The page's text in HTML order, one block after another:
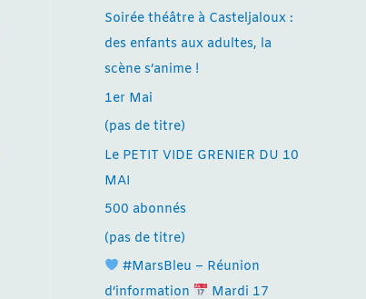
Soirée théâtre à Casteljaloux :
des enfants aux adultes, la
scène s’anime !
1er Mai
(pas de titre)
Le PETIT VIDE GRENIER DU 10
MAI
500 abonnés
(pas de titre)
#MarsBleu – Réunion
d’information
Mardi 17